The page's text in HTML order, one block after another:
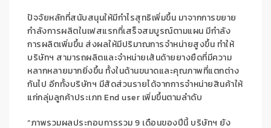
ปัจจัยหลักที่สนับสนุนให้มีกำไรสุทธิเพิ่มขึ้น มาจากการขยาย
กำลังการผลิตในเฟสแรกที่เสร็จสมบูรณ์ตามแผน มีกำลัง
การผลิตเพิ่มขึ้น ส่งผลให้มีปริมาณการจำหน่ายสูงขึ้น ทำให้
บริษัทฯ สามารถผลิตและจำหน่ายเส้นด้ายยางยืดที่มีความ
หลากหลายมากยิ่งขึ้น ทั้งในด้านขนาดและคุณภาพที่แตกต่าง
กันไป อีกทั้งบริษัทฯ มีสัดส่วนรายได้จากการจำหน่ายสินค้าให้
แก่กลุ่มลูกค้าประเภท End user เพิ่มขึ้นตามลำดับ
“ภาพรวมผลประกอบการรวม 9 เดือนของปีนี้ บริษัทฯ ยัง